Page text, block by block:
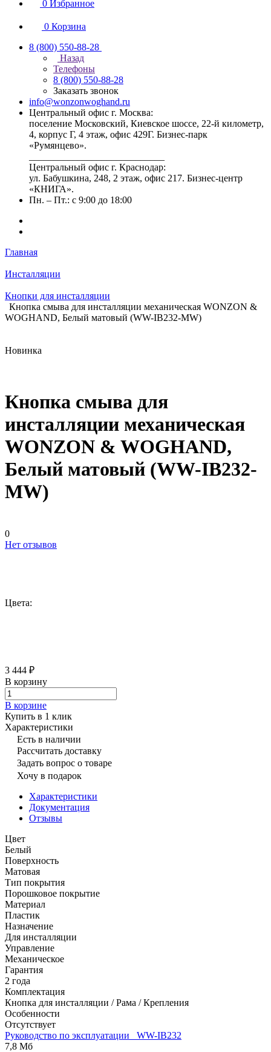
0 Избранное
0 Корзина
8 (800) 550-88-28
Назад
Телефоны
8 (800) 550-88-28
Заказать звонок
info@wonzonwoghand.ru
Центральный офис г. Москва:
поселение Московский, Киевское шоссе, 22-й километр,
4, корпус Г, 4 этаж, офис 429Г. Бизнес-парк
«Румянцево».
Центральный офис г. Краснодар:
ул. Бабушкина, 248, 2 этаж, офис 217. Бизнес-центр
«КНИГА».
Пн. – Пт.: с 9:00 до 18:00
Главная
Инсталляции
Кнопки для инсталляции
Кнопка смыва для инсталляции механическая WONZON &
WOGHAND, Белый матовый (WW-IB232-MW)
Новинка
Кнопка смыва для
инсталляции механическая
WONZON & WOGHAND,
Белый матовый (WW-IB232-
MW)
0
Нет отзывов
Цвета:
3 444 ₽
В корзину
В корзине
Купить в 1 клик
Характеристики
Есть в наличии
Рассчитать доставку
Задать вопрос о товаре
Хочу в подарок
Характеристики
Документация
Отзывы
Цвет
Белый
Поверхность
Матовая
Тип покрытия
Порошковое покрытие
Материал
Пластик
Назначение
Для инсталляции
Управление
Механическое
Гарантия
2 года
Комплектация
Кнопка для инсталляции / Рама / Крепления
Особенности
Отсутствует
Руководство по эксплуатации_ WW-IB232
7,8 Мб